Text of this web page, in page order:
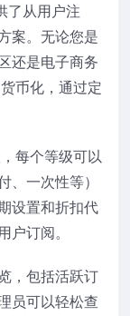
了从用户注
案。无论您是
还是电子商务
币化，通过定
每个等级可以
一次性等）
设置和折扣代
订阅。
，包括活跃订
员可以轻松查